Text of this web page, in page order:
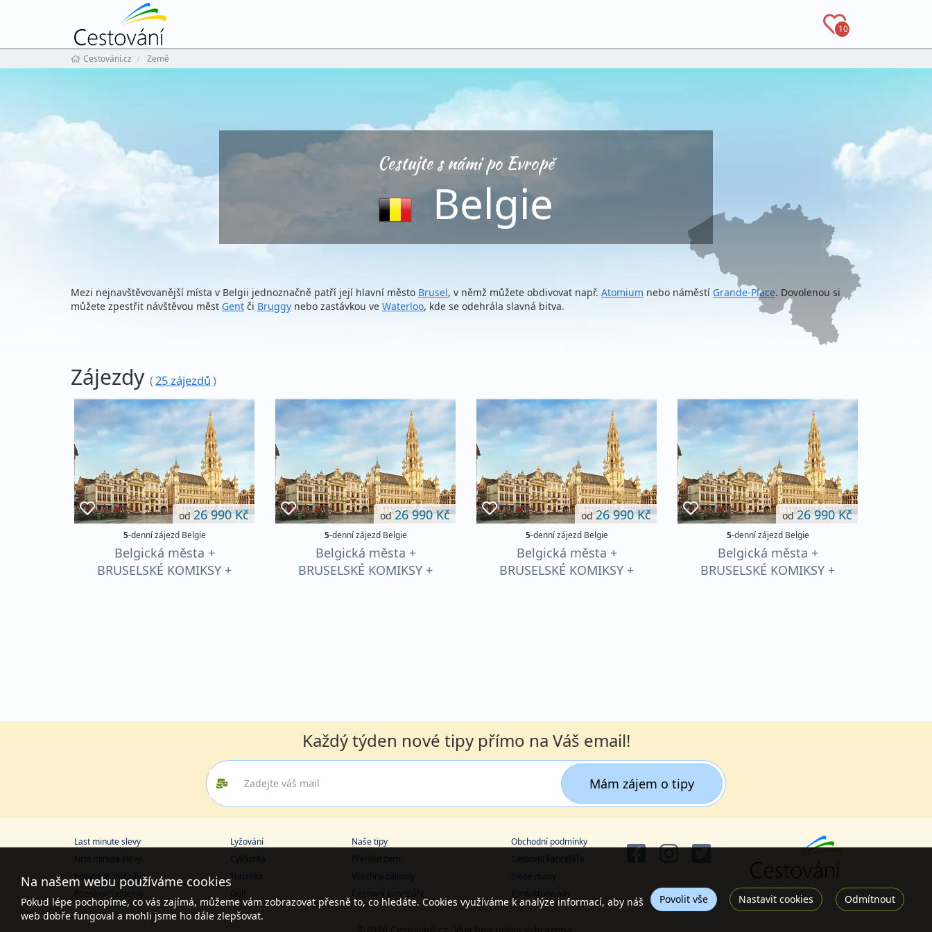
10
Cestování.cz Země
Cestujte s námi po Evropě
Belgie
Mezi nejnavštěvovanější místa v Belgii jednoznačně patří její hlavní město Brusel, v němž můžete obdivovat např. Atomium nebo náměstí Grande-Place. Dovolenou si
můžete zpestřit návštěvou měst Gent či Bruggy nebo zastávkou ve Waterloo, kde se odehrála slavná bitva.
Zájezdy (25 zájezdů)
od26 990 Kč
5-denní zájezd Belgie
Belgická města +
BRUSELSKÉ KOMIKSY +
od26 990 Kč
5-denní zájezd Belgie
Belgická města +
BRUSELSKÉ KOMIKSY +
od26 990 Kč
5-denní zájezd Belgie
Belgická města +
BRUSELSKÉ KOMIKSY +
od26 990 Kč
5-denní zájezd Belgie
Belgická města +
BRUSELSKÉ KOMIKSY +
Každý týden nové tipy přímo na Váš email!
Mám zájem o tipy
Last minute slevy
First minute slevy
Pobytové zájezdy
Poznávací zájezdy
Lyžování
Cyklistika
Turistika
Golf
Naše tipy
Přehled zemí
Všechny zájezdy
Cestovní kanceláře
Obchodní podmínky
Cestovní kanceláře
Slepé mapy
Kontaktujte nás
Na našem webu používáme cookies
Pokud lépe pochopíme, co vás zajímá, můžeme vám zobrazovat přesně to, co hledáte. Cookies využíváme k analýze informací, aby náš
web dobře fungoval a mohli jsme ho dále zlepšovat.
Povolit vše Nastavit cookies Odmítnout